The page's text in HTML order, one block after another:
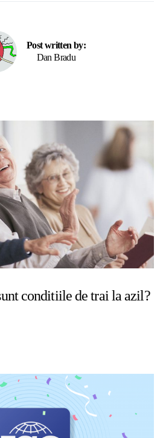
Post written by:
Dan Bradu
conditiile de trai la azil?